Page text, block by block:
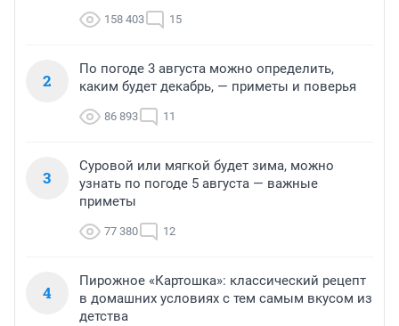
158 403 15
2
По погоде 3 августа можно определить,
каким будет декабрь, — приметы и поверья
86 893 11
3
Суровой или мягкой будет зима, можно
узнать по погоде 5 августа — важные
приметы
77 380 12
4
Пирожное «Картошка»: классический рецепт
в домашних условиях с тем самым вкусом из
детства